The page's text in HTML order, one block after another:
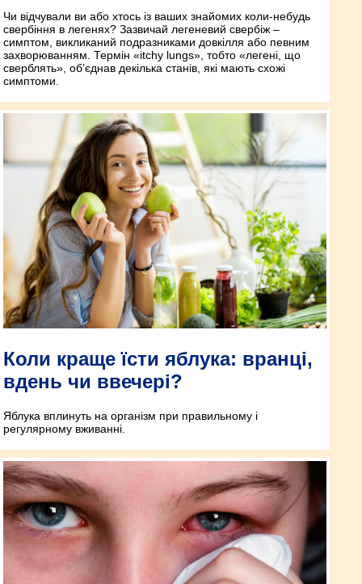
Чи відчували ви або хтось із ваших знайомих коли-небудь
свербіння в легенях? Зазвичай легеневий свербіж –
симптом, викликаний подразниками довкілля або певним
захворюванням. Термін «itchy lungs», тобто «легені, що
сверблять», об’єднав декілька станів, які мають схожі
симптоми.
Коли краще їсти яблука: вранці,
вдень чи ввечері?
Яблука вплинуть на організм при правильному і
регулярному вживанні.